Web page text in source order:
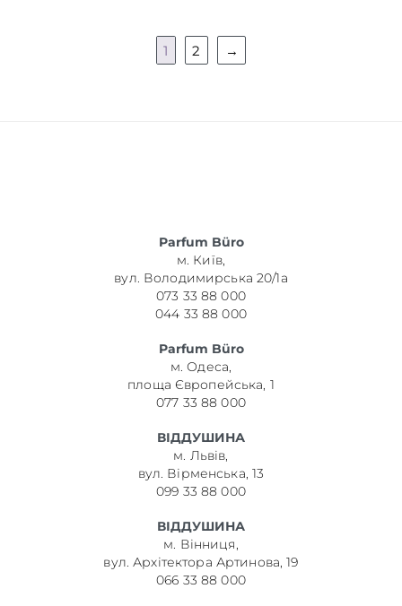
1 2 →
Parfum Büro
м. Київ,
вул. Володимирська 20/1а
073 33 88 000
044 33 88 000
Parfum Büro
м. Одеса,
площа Європейська, 1
077 33 88 000
ВІДДУШИНА
м. Львів,
вул. Вірменська, 13
099 33 88 000
ВІДДУШИНА
м. Вінниця,
вул. Архітектора Артинова, 19
066 33 88 000